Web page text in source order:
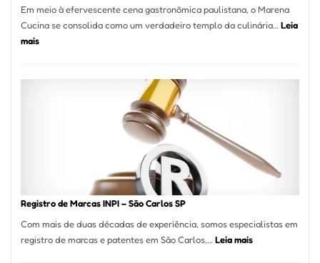
Em meio à efervescente cena gastronômica paulistana, o Marena
Cucina se consolida como um verdadeiro templo da culinária… Leia
mais:
Bibi
Registro de Marcas INPI – São Carlos SP
Com mais de duas décadas de experiência, somos especialistas em
registro de marcas e patentes em São Carlos,… Leia mais: